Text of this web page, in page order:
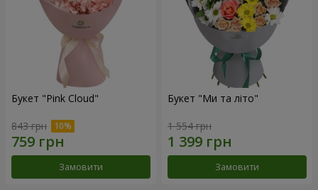
Букет "Pink Cloud"
843 грн
Замовити
Букет "Ми та літо"
1 554 грн
Замовити